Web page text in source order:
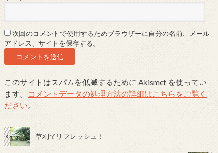
次回のコメントで使用するためブラウザーに自分の名前、メール
アドレス、サイトを保存する。
このサイトはスパムを低減するために Akismet を使ってい
ます。
コメントデータの処理方法の詳細はこちらをご覧く
ださい
草刈でリフレッシュ！